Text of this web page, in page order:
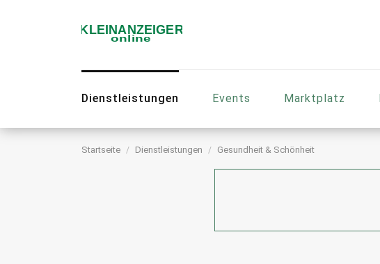
Dienstleistungen Events Marktplatz
Startseite Dienstleistungen Gesundheit & Schönheit